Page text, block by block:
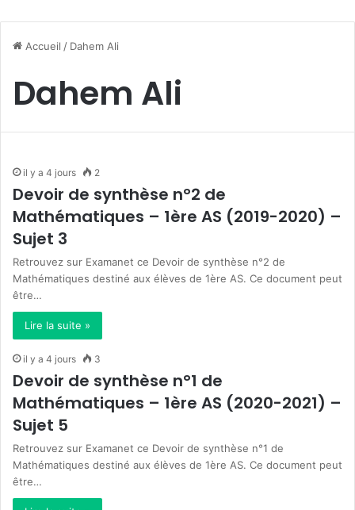
Accueil / Dahem Ali
Dahem Ali
il y a 4 jours 2
Devoir de synthèse n°2 de
Mathématiques – 1ère AS (2019-2020) –
Sujet 3
Retrouvez sur Examanet ce Devoir de synthèse n°2 de
Mathématiques destiné aux élèves de 1ère AS. Ce document peut
être…
Lire la suite »
il y a 4 jours 3
Devoir de synthèse n°1 de
Mathématiques – 1ère AS (2020-2021) –
Sujet 5
Retrouvez sur Examanet ce Devoir de synthèse n°1 de
Mathématiques destiné aux élèves de 1ère AS. Ce document peut
être…